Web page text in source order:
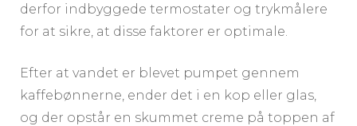
derfor indbyggede termostater og trykmålere
for at sikre, at disse faktorer er optimale.
Efter at vandet er blevet pumpet gennem
kaffebønnerne, ender det i en kop eller glas,
og der opstår en skummet creme på toppen af